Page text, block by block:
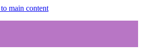
main content